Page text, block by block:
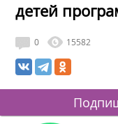
детей
0 15582